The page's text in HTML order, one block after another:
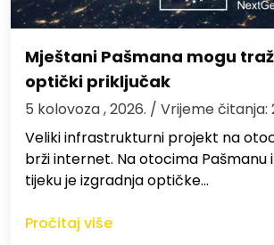
Mještani Pašmana mogu
optički priključak
5 kolovoza , 2026. / Vrijeme čitanja:
Veliki infrastrukturni projekt na
brži internet. Na otocima Pašmanu
tijeku je izgradnja optičke…
Pročitaj više